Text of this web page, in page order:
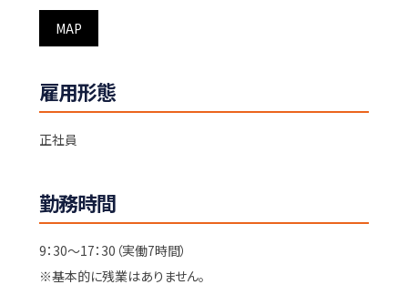
MAP
雇用形態
正社員
勤務時間
9：30～17：30（実働7時間）
※基本的に残業はありません。